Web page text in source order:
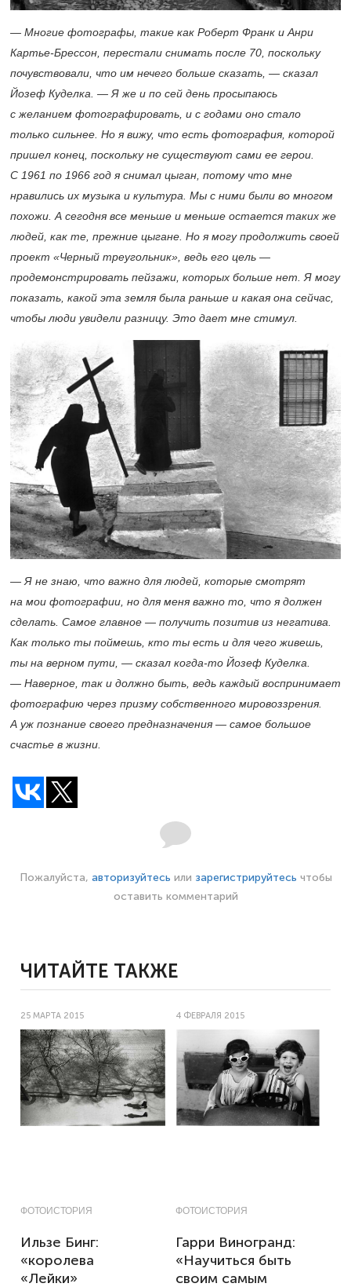
— Многие фотографы, такие как Роберт Франк и Анри
Картье-Брессон, перестали снимать после 70, поскольку
почувствовали, что им нечего больше сказать, — сказал
Йозеф Куделка. — Я же и по сей день просыпаюсь
с желанием фотографировать, и с годами оно стало
только сильнее. Но я вижу, что есть фотография, которой
пришел конец, поскольку не существуют сами ее герои.
С 1961 по 1966 год я снимал цыган, потому что мне
нравились их музыка и культура. Мы с ними были во многом
похожи. А сегодня все меньше и меньше остается таких же
людей, как те, прежние цыгане. Но я могу продолжить своей
проект «Черный треугольник», ведь его цель —
продемонстрировать пейзажи, которых больше нет. Я могу
показать, какой эта земля была раньше и какая она сейчас,
чтобы люди увидели разницу. Это дает мне стимул.
— Я не знаю, что важно для людей, которые смотрят
на мои фотографии, но для меня важно то, что я должен
сделать. Самое главное — получить позитив из негатива.
Как только ты поймешь, кто ты есть и для чего живешь,
ты на верном пути, — сказал когда-то Йозеф Куделка.
— Наверное, так и должно быть, ведь каждый воспринимает
фотографию через призму собственного мировоззрения.
А уж познание своего предназначения — самое большое
счастье в жизни.
Пожалуйста, авторизуйтесь или зарегистрируйтесь чтобы
оставить комментарий
ЧИТАЙТЕ ТАКЖЕ
25 МАРТА 2015
ФОТОИСТОРИЯ
Ильзе Бинг:
«королева
«Лейки»
4 ФЕВРАЛЯ 2015
ФОТОИСТОРИЯ
Гарри Виногранд:
«Научиться быть
своим самым